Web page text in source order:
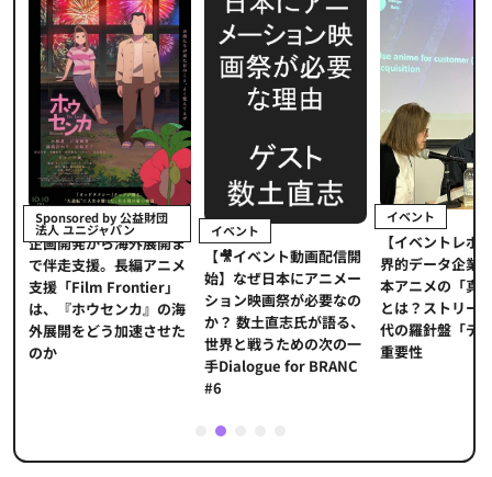
Sponsored by 公益財団
法人 ユニジャパン
企画開発から海外展開ま
で伴走支援。長編アニメ
支援「Film Frontier」
は、『ホウセンカ』の海
外展開をどう加速させた
のか
イベント
【🎥イベント動画配信開
始】なぜ日本にアニメー
ション映画祭が必要なの
か？ 数土直志氏が語る、
世界と戦うための次の一
手Dialogue for BRANC
#6
イベント
【イベントレポ
界的データ企業
本アニメの「真
とは？ストリー
代の羅針盤「デ
重要性
2